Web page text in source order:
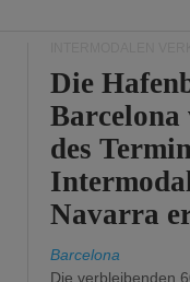
Die
des
Navarra
Barcelona
Die verbleibenden